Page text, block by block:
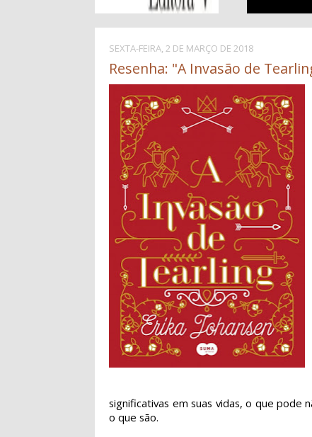
SEXTA-FEIRA, 2 DE MARÇO DE 2018
Resenha: "A Invasão de
significativas em suas vidas, o que pode
o que são.